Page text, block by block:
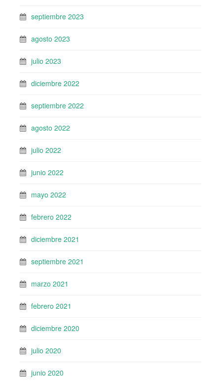
septiembre 2023
agosto 2023
julio 2023
diciembre 2022
septiembre 2022
agosto 2022
julio 2022
junio 2022
mayo 2022
febrero 2022
diciembre 2021
septiembre 2021
marzo 2021
febrero 2021
diciembre 2020
julio 2020
junio 2020